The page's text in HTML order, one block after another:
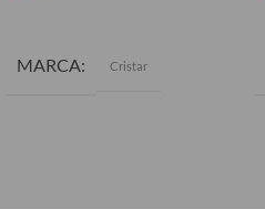
MARCA Cristar